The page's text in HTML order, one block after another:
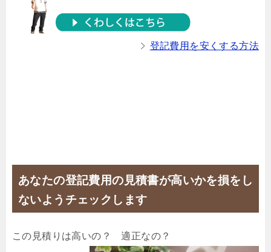
登記費用を安くする方法
あなたの登記費用の見積書が高いかを損をし
ないようチェックします
この見積りは高いの？ 適正なの？